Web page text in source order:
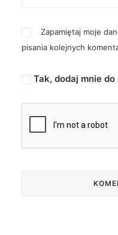
Zapamiętaj moje
pisania kolejnych
Tak, dodaj mnie